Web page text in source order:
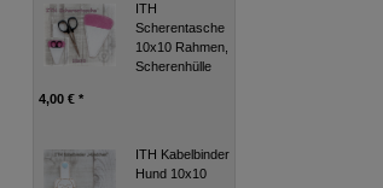
ITH
Scherentasche
10x10 Rahmen,
Scherenhülle
4,00 € *
ITH Kabelbinder
Hund 10x10